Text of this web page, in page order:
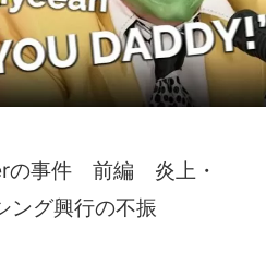
の事件 前編 炎上・
ング興行の不振